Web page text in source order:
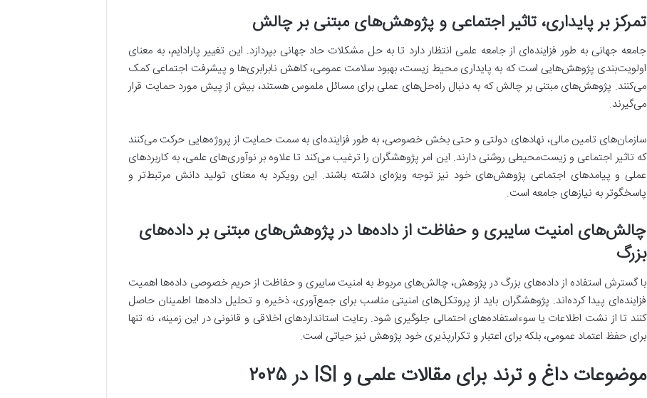
تمرکز بر پایداری، تاثیر اجتماعی و پژوهش‌های مبتنی بر چالش
جامعه جهانی به طور فزاینده‌ای از جامعه علمی انتظار دارد تا به حل مشکلات حاد جهانی بپردازد. این تغییر پارادایم، به معنای
اولویت‌بندی پژوهش‌هایی است که به پایداری محیط زیست، بهبود سلامت عمومی، کاهش نابرابری‌ها و پیشرفت اجتماعی کمک
می‌کنند. پژوهش‌های مبتنی بر چالش که به دنبال راه‌حل‌های عملی برای مسائل ملموس هستند، بیش از پیش مورد حمایت قرار
می‌گیرند.
سازمان‌های تامین مالی، نهادهای دولتی و حتی بخش خصوصی، به طور فزاینده‌ای به سمت حمایت از پروژه‌هایی حرکت می‌کنند
که تاثیر اجتماعی و زیست‌محیطی روشنی دارند. این امر پژوهشگران را ترغیب می‌کند تا علاوه بر نوآوری‌های علمی، به کاربردهای
عملی و پیامدهای اجتماعی پژوهش‌های خود نیز توجه ویژه‌ای داشته باشند. این رویکرد به معنای تولید دانش مرتبط‌تر و
پاسخگوتر به نیازهای جامعه است.
چالش‌های امنیت سایبری و حفاظت از داده‌ها در پژوهش‌های مبتنی بر داده‌های
بزرگ
با گسترش استفاده از داده‌های بزرگ در پژوهش، چالش‌های مربوط به امنیت سایبری و حفاظت از حریم خصوصی داده‌ها اهمیت
فزاینده‌ای پیدا کرده‌اند. پژوهشگران باید از پروتکل‌های امنیتی مناسب برای جمع‌آوری، ذخیره و تحلیل داده‌ها اطمینان حاصل
کنند تا از نشت اطلاعات یا سوءاستفاده‌های احتمالی جلوگیری شود. رعایت استانداردهای اخلاقی و قانونی در این زمینه، نه تنها
برای حفظ اعتماد عمومی، بلکه برای اعتبار و تکرارپذیری خود پژوهش نیز حیاتی است.
موضوعات داغ و ترند برای مقالات علمی و ISI در ۲۰۲۵